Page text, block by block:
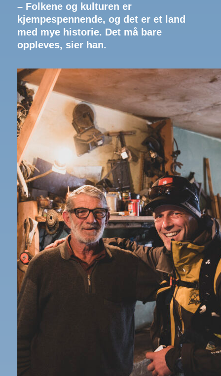
– Folkene og kulturen er
kjempespennende, og det er et land
med mye historie. Det må bare
oppleves, sier han.